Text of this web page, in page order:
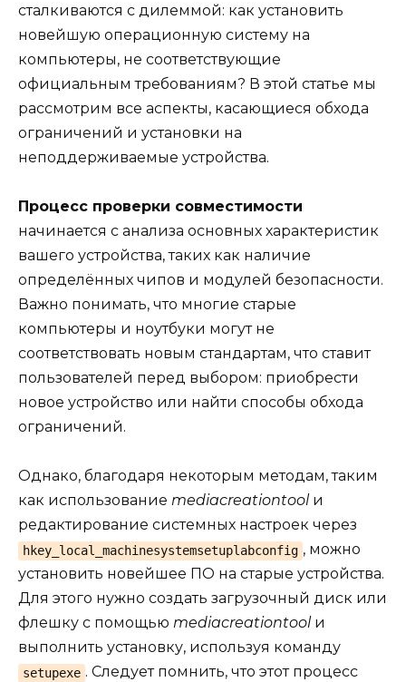
сталкиваются с дилеммой: как установить
новейшую операционную систему на
компьютеры, не соответствующие
официальным требованиям? В этой статье мы
рассмотрим все аспекты, касающиеся обхода
ограничений и установки на
неподдерживаемые устройства.
Процесс проверки совместимости
начинается с анализа основных характеристик
вашего устройства, таких как наличие
определённых чипов и модулей безопасности.
Важно понимать, что многие старые
компьютеры и ноутбуки могут не
соответствовать новым стандартам, что ставит
пользователей перед выбором: приобрести
новое устройство или найти способы обхода
ограничений.
Однако, благодаря некоторым методам, таким
как использование mediacreationtool и
редактирование системных настроек через
hkey_local_machinesystemsetuplabconfig , можно
установить новейшее ПО на старые устройства.
Для этого нужно создать загрузочный диск или
флешку с помощью mediacreationtool и
выполнить установку, используя команду
setupexe . Следует помнить, что этот процесс